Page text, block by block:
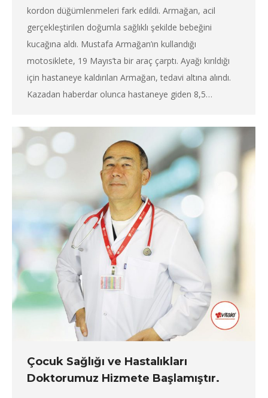
kordon düğümlenmeleri fark edildi. Armağan, acil
gerçekleştirilen doğumla sağlıklı şekilde bebeğini
kucağına aldı. Mustafa Armağan’ın kullandığı
motosiklete, 19 Mayıs’ta bir araç çarptı. Ayağı kırıldığı
için hastaneye kaldırılan Armağan, tedavi altına alındı.
Kazadan haberdar olunca hastaneye giden 8,5…
Çocuk Sağlığı ve Hastalıkları
Doktorumuz Hizmete Başlamıştır.